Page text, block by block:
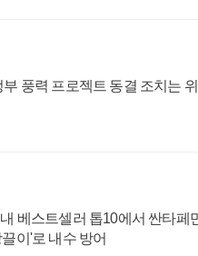
풍력 프로젝트 동결 조치는
베스트셀러 톱10에서 싼타페
이'로 내수 방어